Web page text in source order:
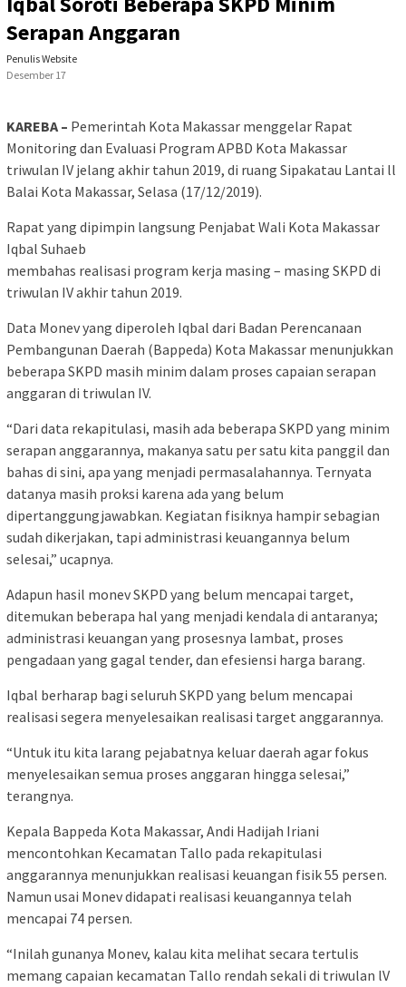
Serapan Anggaran
Penulis Website
Desember 17
KAREBA – Pemerintah Kota Makassar menggelar Rapat
Monitoring dan Evaluasi Program APBD Kota Makassar
triwulan IV jelang akhir tahun 2019, di ruang Sipakatau Lantai ll
Balai Kota Makassar, Selasa (17/12/2019).
Rapat yang dipimpin langsung Penjabat Wali Kota Makassar
Iqbal Suhaeb
membahas realisasi program kerja masing – masing SKPD di
triwulan IV akhir tahun 2019.
Data Monev yang diperoleh Iqbal dari Badan Perencanaan
Pembangunan Daerah (Bappeda) Kota Makassar menunjukkan
beberapa SKPD masih minim dalam proses capaian serapan
anggaran di triwulan IV.
“Dari data rekapitulasi, masih ada beberapa SKPD yang minim
serapan anggarannya, makanya satu per satu kita panggil dan
bahas di sini, apa yang menjadi permasalahannya. Ternyata
datanya masih proksi karena ada yang belum
dipertanggungjawabkan. Kegiatan fisiknya hampir sebagian
sudah dikerjakan, tapi administrasi keuangannya belum
selesai,” ucapnya.
Adapun hasil monev SKPD yang belum mencapai target,
ditemukan beberapa hal yang menjadi kendala di antaranya;
administrasi keuangan yang prosesnya lambat, proses
pengadaan yang gagal tender, dan efesiensi harga barang.
Iqbal berharap bagi seluruh SKPD yang belum mencapai
realisasi segera menyelesaikan realisasi target anggarannya.
“Untuk itu kita larang pejabatnya keluar daerah agar fokus
menyelesaikan semua proses anggaran hingga selesai,”
terangnya.
Kepala Bappeda Kota Makassar, Andi Hadijah Iriani
mencontohkan Kecamatan Tallo pada rekapitulasi
anggarannya menunjukkan realisasi keuangan fisik 55 persen.
Namun usai Monev didapati realisasi keuangannya telah
mencapai 74 persen.
“Inilah gunanya Monev, kalau kita melihat secara tertulis
memang capaian kecamatan Tallo rendah sekali di triwulan lV